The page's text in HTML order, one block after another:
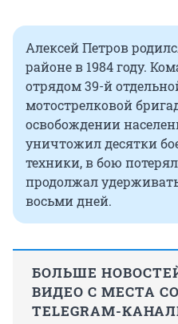
Алексей Петров
районе в 1984 году.
отрядом 39-й
мотострелковой
освобождении
уничтожил десятки
техники, в бою
продолжал
восьми дней.
БОЛЬШЕ
ВИДЕО С МЕСТА
TELEGRAM-